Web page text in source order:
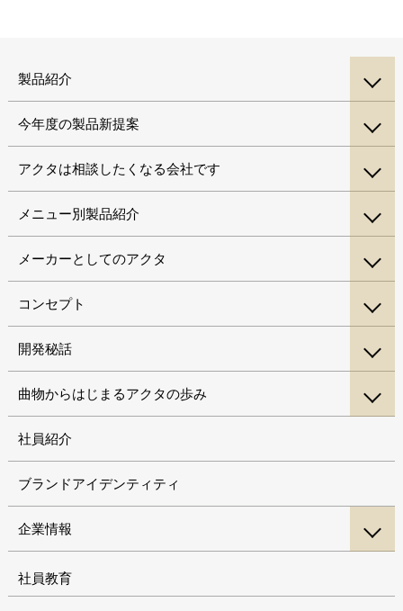
製品紹介
今年度の製品新提案
アクタは相談したくなる会社です
メニュー別製品紹介
メーカーとしてのアクタ
コンセプト
開発秘話
曲物からはじまるアクタの歩み
社員紹介
ブランドアイデンティティ
企業情報
社員教育